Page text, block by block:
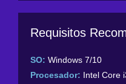
Requisitos
SO: Windows 7/10
Procesador: Intel Core